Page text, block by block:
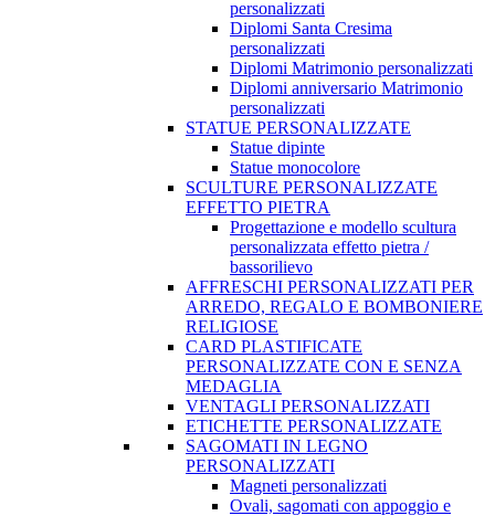
personalizzati
Diplomi Santa Cresima
personalizzati
Diplomi Matrimonio personalizzati
Diplomi anniversario Matrimonio
personalizzati
STATUE PERSONALIZZATE
Statue dipinte
Statue monocolore
SCULTURE PERSONALIZZATE
EFFETTO PIETRA
Progettazione e modello scultura
personalizzata effetto pietra /
bassorilievo
AFFRESCHI PERSONALIZZATI PER
ARREDO, REGALO E BOMBONIERE
RELIGIOSE
CARD PLASTIFICATE
PERSONALIZZATE CON E SENZA
MEDAGLIA
VENTAGLI PERSONALIZZATI
ETICHETTE PERSONALIZZATE
SAGOMATI IN LEGNO
PERSONALIZZATI
Magneti personalizzati
Ovali, sagomati con appoggio e